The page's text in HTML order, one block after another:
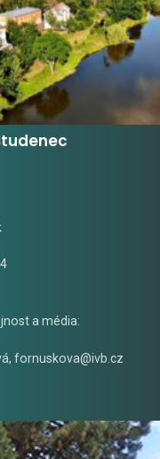
a média:
, fornuskova@ivb.cz